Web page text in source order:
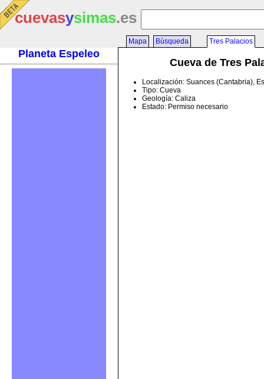
cuevasysimas.es
Planeta Espeleo
Mapa Búsqueda Tres Palacios
Cueva de Tres
Localización: Suances (Cantabria),
Tipo: Cueva
Geología: Caliza
Estado: Permiso necesario